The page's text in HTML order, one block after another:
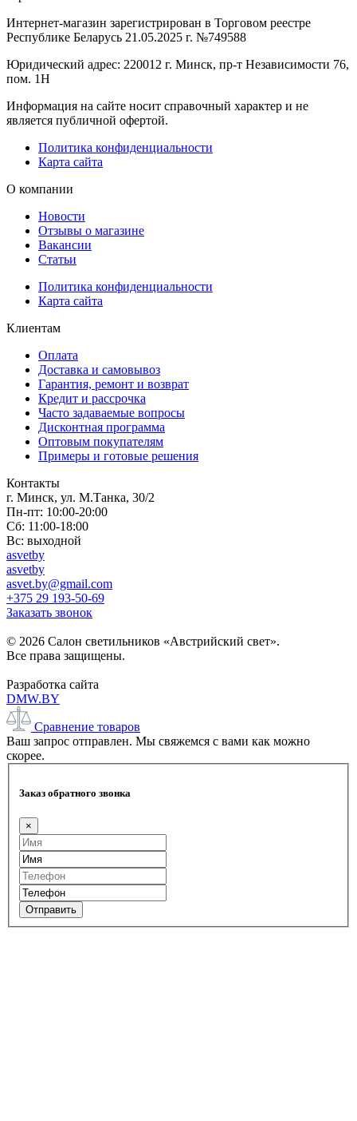
Интернет-магазин зарегистрирован в Торговом реестре
Республике Беларусь 21.05.2025 г. №749588
Юридический адрес: 220012 г. Минск, пр-т Независимости 76,
пом. 1Н
Информация на сайте носит справочный характер и не
является публичной офертой.
Политика конфиденциальности
Карта сайта
О компании
Новости
Отзывы о магазине
Вакансии
Статьи
Политика конфиденциальности
Карта сайта
Клиентам
Оплата
Доставка и самовывоз
Гарантия, ремонт и возврат
Кредит и рассрочка
Часто задаваемые вопросы
Дисконтная программа
Оптовым покупателям
Примеры и готовые решения
Контакты
г. Минск, ул. М.Танка, 30/2
Пн-пт: 10:00-20:00
Сб: 11:00-18:00
Вс: выходной
asvetby
asvetby
asvet.by@gmail.com
+375 29 193-50-69
Заказать звонок
© 2026 Салон светильников «Австрийский свет».
Все права защищены.
Разработка сайта
DMW.BY
Сравнение товаров
Ваш запрос отправлен. Мы свяжемся с вами как можно
скорее.
Заказ обратного звонка
×
Отправить